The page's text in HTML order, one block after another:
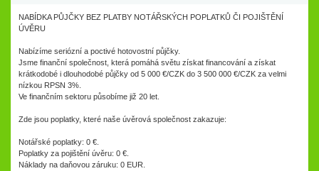
NABÍDKA PŮJČKY BEZ PLATBY NOTÁŘSKÝCH POPLATKŮ ČI POJIŠTĚNÍ
ÚVĚRU
Nabízíme seriózní a poctivé hotovostní půjčky.
Jsme finanční společnost, která pomáhá světu získat financování a získat
krátkodobé i dlouhodobé půjčky od 5 000 €/CZK do 3 500 000 €/CZK za velmi
nízkou RPSN 3%.
Ve finančním sektoru působíme již 20 let.
Zde jsou poplatky, které naše úvěrová společnost zakazuje:
Notářské poplatky: 0 €.
Poplatky za pojištění úvěru: 0 €.
Náklady na daňovou záruku: 0 EUR.